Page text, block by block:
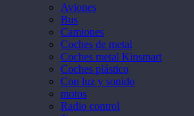
Aviones
Bus
Camiones
Coches de metal
Coches metal Kinsmart
Coches plástico
Con luz y sonido
motos
Radio control